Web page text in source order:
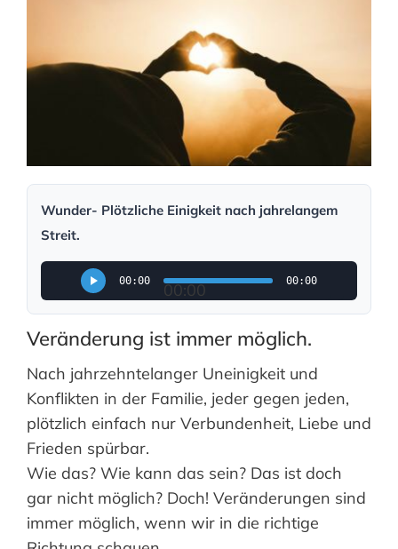
Wunder- Plötzliche Einigkeit nach jahrelangem
Streit.
00:00 00:00 00:00
Veränderung ist immer möglich.
Nach jahrzehntelanger Uneinigkeit und
Konflikten in der Familie, jeder gegen jeden,
plötzlich einfach nur Verbundenheit, Liebe und
Frieden spürbar.
Wie das? Wie kann das sein? Das ist doch
gar nicht möglich? Doch! Veränderungen sind
immer möglich, wenn wir in die richtige